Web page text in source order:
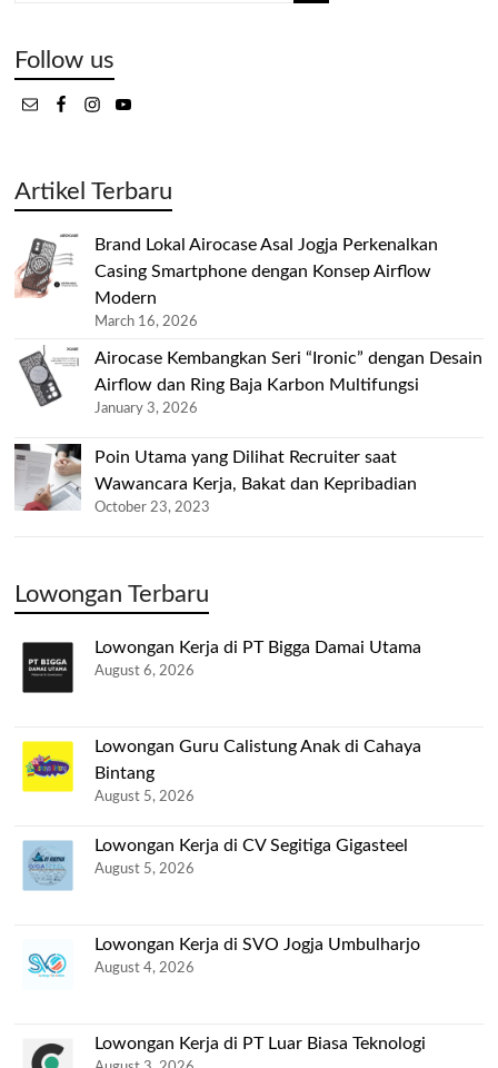
Follow us
Artikel Terbaru
Brand Lokal Airocase Asal Jogja Perkenalkan
Casing Smartphone dengan Konsep Airflow
Modern
March 16, 2026
Airocase Kembangkan Seri “Ironic” dengan Desain
Airflow dan Ring Baja Karbon Multifungsi
January 3, 2026
Poin Utama yang Dilihat Recruiter saat
Wawancara Kerja, Bakat dan Kepribadian
October 23, 2023
Lowongan Terbaru
Lowongan Kerja di PT Bigga Damai Utama
August 6, 2026
Lowongan Guru Calistung Anak di Cahaya
Bintang
August 5, 2026
Lowongan Kerja di CV Segitiga Gigasteel
August 5, 2026
Lowongan Kerja di SVO Jogja Umbulharjo
August 4, 2026
Lowongan Kerja di PT Luar Biasa Teknologi